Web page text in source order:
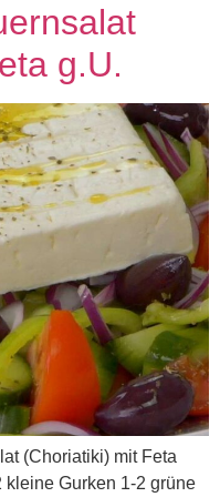
g.U.
(Choriatiki) mit Feta
kleine Gurken 1-2 grüne